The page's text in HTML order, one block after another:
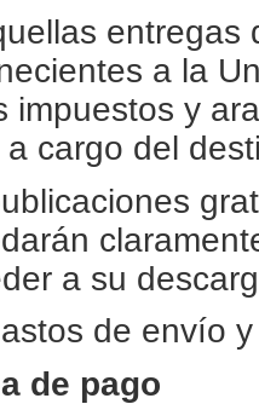
entregas
a la
impuestos y
a cargo del
a su
de envío
de pago